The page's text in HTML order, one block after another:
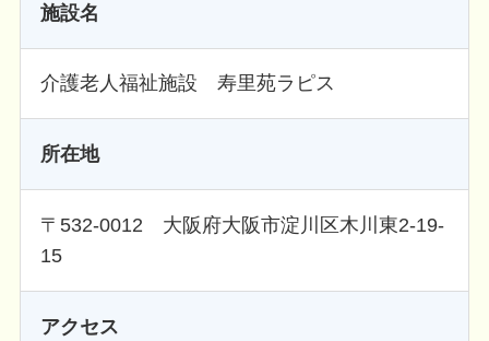
施設名
介護老人福祉施設 寿里苑ラピス
所在地
〒532-0012 大阪府大阪市淀川区木川東2-19-
15
アクセス